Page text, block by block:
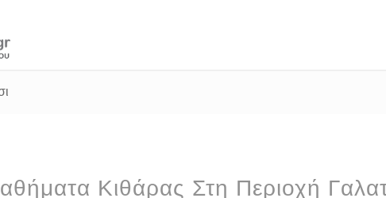
Κιθάρας Στη Περιοχή